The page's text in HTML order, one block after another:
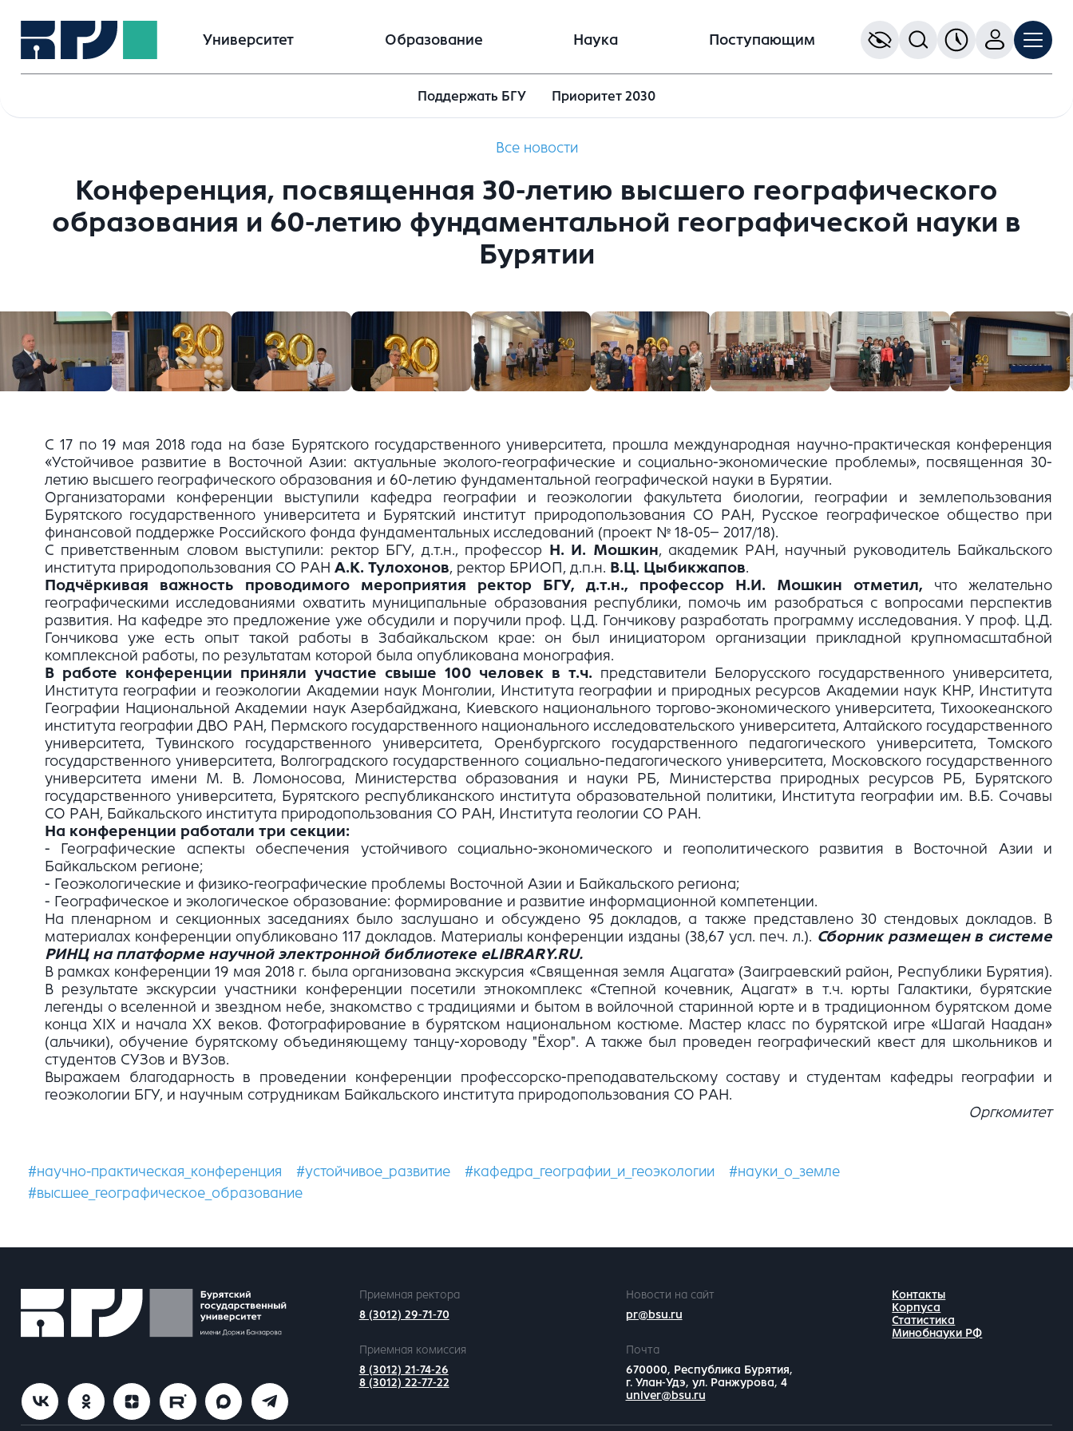
Университет Образование Наука Поступающим
Поддержать БГУ Приоритет 2030
Все новости
Конференция, посвященная 30-летию высшего географического
образования и 60-летию фундаментальной географической науки в
Бурятии
С 17 по 19 мая 2018 года на базе Бурятского государственного университета, прошла международная научно-практическая конференция
«Устойчивое развитие в Восточной Азии: актуальные эколого-географические и социально-экономические проблемы», посвященная 30-
летию высшего географического образования и 60-летию фундаментальной географической науки в Бурятии.
Организаторами конференции выступили кафедра географии и геоэкологии факультета биологии, географии и землепользования
Бурятского государственного университета и Бурятский институт природопользования СО РАН, Русское географическое общество при
финансовой поддержке Российского фонда фундаментальных исследований (проект № 18-05– 2017/18).
С приветственным словом выступили: ректор БГУ, д.т.н., профессор
Н. И. Мошкин, академик РАН, научный руководитель Байкальского
института природопользования СО РАН А.К. Тулохонов, ректор БРИОП, д.п.н. В.Ц. Цыбикжапов.
Подчёркивая важность проводимого мероприятия ректор БГУ, д.т.н., профессор Н.И. Мошкин отметил, что желательно
географическими исследованиями охватить муниципальные образования республики, помочь им разобраться с вопросами перспектив
развития. На кафедре это предложение уже обсудили и поручили проф. Ц.Д. Гончикову разработать программу исследования. У проф. Ц.Д.
Гончикова уже есть опыт такой работы в Забайкальском крае: он был инициатором организации прикладной крупномасштабной
комплексной работы, по результатам которой была опубликована монография.
В работе конференции приняли участие свыше 100 человек в т.ч. представители Белорусского государственного университета,
Института географии и геоэкологии Академии наук Монголии, Института географии и природных ресурсов Академии наук КНР, Института
Географии Национальной Академии наук Азербайджана, Киевского национального торгово-экономического университета, Тихоокеанского
института географии ДВО РАН, Пермского государственного национального исследовательского университета, Алтайского государственного
университета, Тувинского государственного университета, Оренбургского государственного педагогического университета, Томского
государственного университета, Волгоградского государственного социально-педагогического университета, Московского государственного
университета имени М. В. Ломоносова, Министерства образования и науки РБ, Министерства природных ресурсов РБ, Бурятского
государственного университета, Бурятского республиканского института образовательной политики, Института географии им. В.Б. Сочавы
СО РАН, Байкальского института природопользования СО РАН, Института геологии СО РАН.
На конференции работали три секции:
- Географические аспекты обеспечения устойчивого социально-экономического и геополитического развития в Восточной Азии и
Байкальском регионе;
- Геоэкологические и физико-географические проблемы Восточной Азии и Байкальского региона;
- Географическое и экологическое образование: формирование и развитие информационной компетенции.
На пленарном и секционных заседаниях было заслушано и обсуждено 95 докладов, а также представлено 30 стендовых докладов. В
материалах конференции опубликовано 117 докладов. Материалы конференции изданы (38,67 усл. печ. л.). Сборник размещен в системе
РИНЦ на платформе научной электронной библиотеке eLIBRARY.RU.
В рамках конференции 19 мая 2018 г. была организована экскурсия «Священная земля Ацагата» (Заиграевский район, Республики Бурятия).
В результате экскурсии участники конференции посетили этнокомплекс «Степной кочевник, Ацагат» в т.ч. юрты Галактики, бурятские
легенды о вселенной и звездном небе, знакомство с традициями и бытом в войлочной старинной юрте и в традиционном бурятском доме
конца XIX и начала XX веков. Фотографирование в бурятском национальном костюме. Мастер класс по бурятской игре «Шагай Наадан»
(альчики), обучение бурятскому объединяющему танцу-хороводу "Ёхор". А также был проведен географический квест для школьников и
студентов СУЗов и ВУЗов.
Выражаем благодарность в проведении конференции профессорско-преподавательскому составу и студентам кафедры географии и
геоэкологии БГУ, и научным сотрудникам Байкальского института природопользования СО РАН.
Оргкомитет
#научно-практическая_конференция #устойчивое_развитие #кафедра_географии_и_геоэкологии
#науки_о_земле
#высшее_географическое_образование
Приемная ректора
8 (3012) 29-71-70
Новости на сайт
pr@bsu.ru
Приемная комиссия
8 (3012) 21-74-26
8 (3012) 22-77-22
Почта
670000, Республика Бурятия,
г. Улан-Удэ, ул. Ранжурова, 4
univer@bsu.ru
Контакты
Корпуса
Статистика
Минобнауки РФ